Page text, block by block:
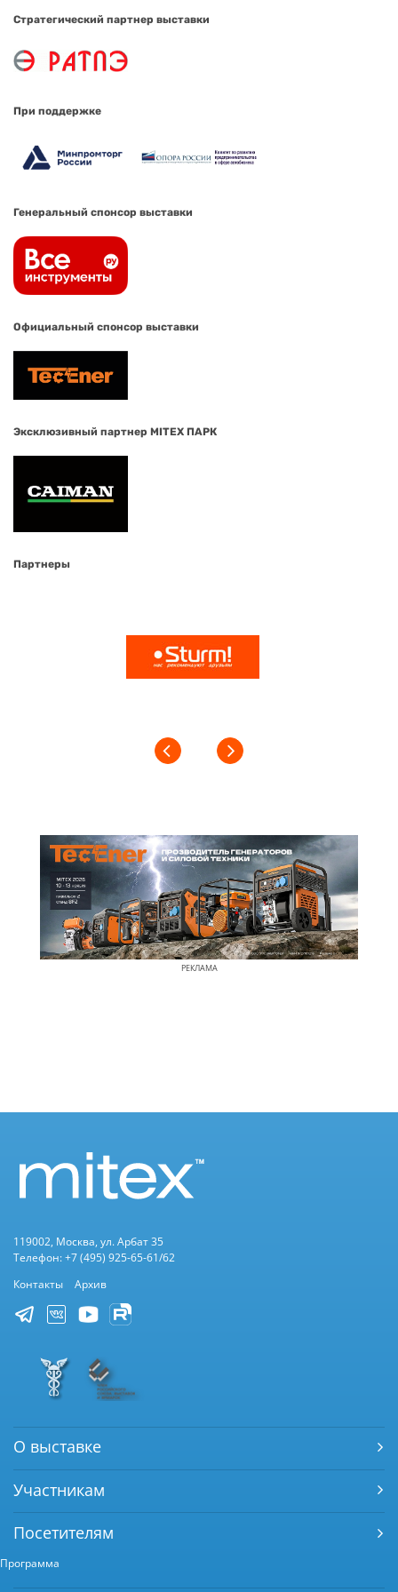
Стратегический партнер выставки
При поддержке
Генеральный спонсор выставки
Официальный спонсор выставки
Эксклюзивный партнер MITEX ПАРК
Партнеры
РЕКЛАМА
119002, Москва, ул. Арбат 35
Телефон: +7 (495) 925-65-61/62
Контакты
Архив
О выставке
Участникам
Посетителям
Программа